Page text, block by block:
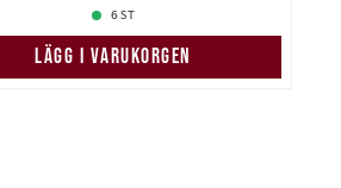
6 ST
LÄGG I VARUKORGEN